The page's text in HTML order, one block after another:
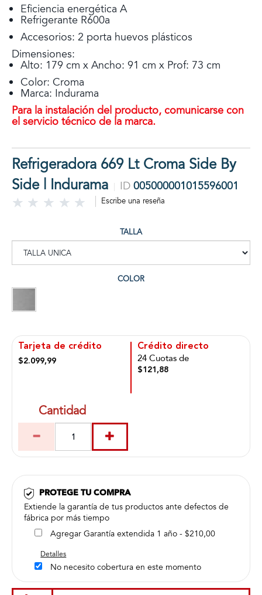
Eficiencia energética A
Refrigerante R600a
Accesorios: 2 porta huevos plásticos
Dimensiones:
Alto: 179 cm x Ancho: 91 cm x Prof: 73 cm
Color: Croma
Marca: Indurama
Para la instalación del producto, comunicarse con
el servicio técnico de la marca.
Refrigeradora 669 Lt Croma Side By
Side | Indurama
ID 005000001015596001
Escribe una reseña
TALLA
COLOR
Tarjeta de crédito
$2.099,99
Crédito directo
24 Cuotas de
$121,88
Cantidad
PROTEGE TU COMPRA
Extiende la garantía de tus productos ante defectos de
fábrica por más tiempo
Agregar Garantía extendida 1 año - $210,00
Detalles
No necesito cobertura en este momento